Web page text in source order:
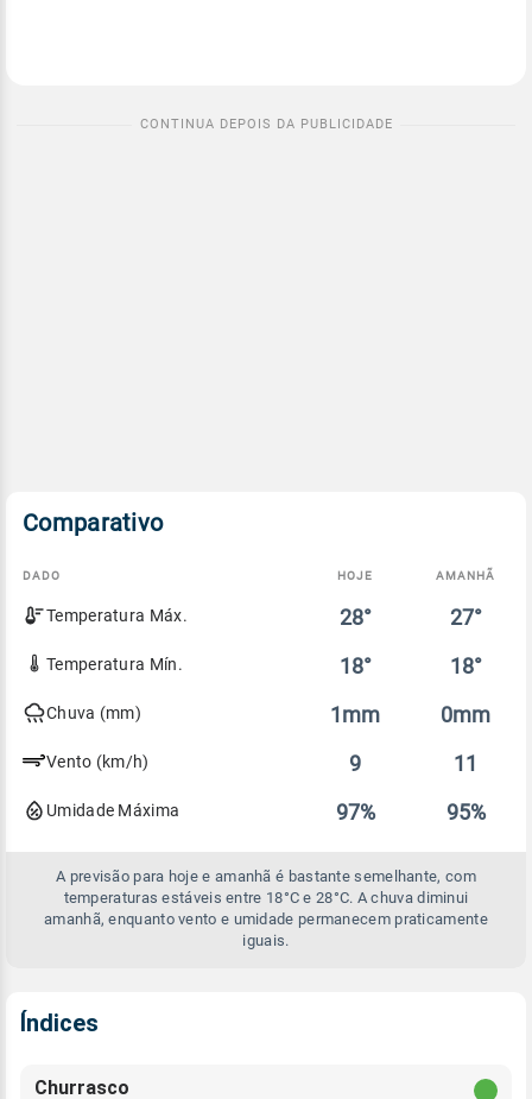
Comparativo
Comparativo
entre
previsão
hoje
DADO HOJE AMANHÃ
Temperatura Máx. 28° 27°
Temperatura Mín. 18° 18°
Chuva (mm) 1mm 0mm
Vento (km/h) 9 11
Umidade Máxima 97% 95%
A previsão para hoje e amanhã é bastante semelhante, com
temperaturas estáveis entre 18°C e 28°C. A chuva diminui
amanhã, enquanto vento e umidade permanecem praticamente
iguais.
Índices
Churrasco